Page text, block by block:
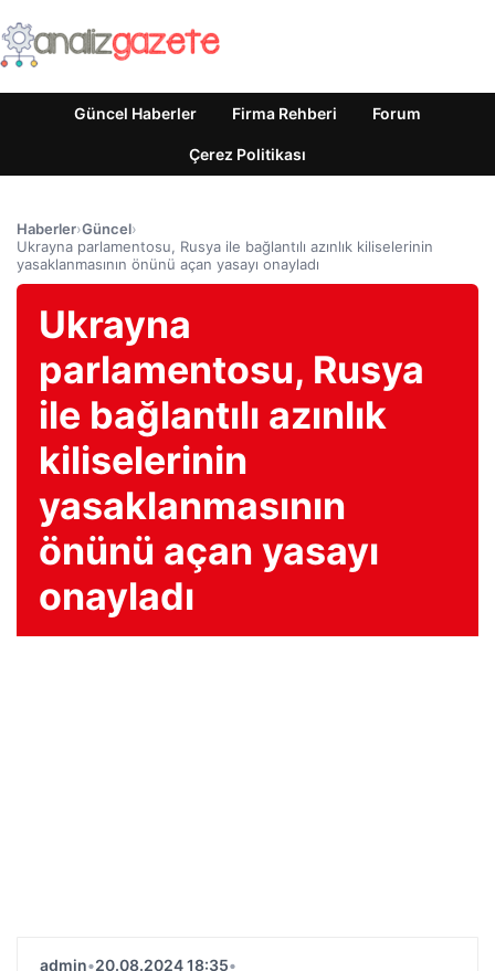
Güncel Haberler Firma Rehberi Forum
Çerez Politikası
Haberler›Güncel›
Ukrayna parlamentosu, Rusya ile bağlantılı azınlık kiliselerinin
yasaklanmasının önünü açan yasayı onayladı
Ukrayna
parlamentosu, Rusya
ile bağlantılı azınlık
kiliselerinin
yasaklanmasının
önünü açan yasayı
onayladı
admin•20.08.2024 18:35•